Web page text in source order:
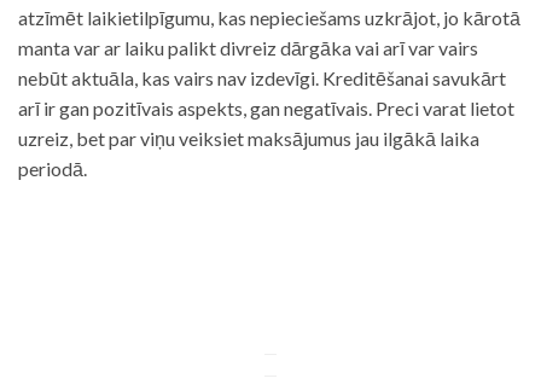
atzīmēt laikietilpīgumu, kas nepieciešams uzkrājot, jo kārotā
manta var ar laiku palikt divreiz dārgāka vai arī var vairs
nebūt aktuāla, kas vairs nav izdevīgi. Kreditēšanai savukārt
arī ir gan pozitīvais aspekts, gan negatīvais. Preci varat lietot
uzreiz, bet par viņu veiksiet maksājumus jau ilgākā laika
periodā.